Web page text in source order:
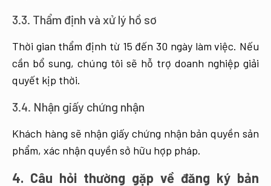
3.3. Thẩm định và xử lý hồ sơ
Thời gian thẩm định từ 15 đến 30 ngày làm việc. Nếu
cần bổ sung, chúng tôi sẽ hỗ trợ doanh nghiệp giải
quyết kịp thời.
3.4. Nhận giấy chứng nhận
Khách hàng sẽ nhận giấy chứng nhận bản quyền sản
phẩm, xác nhận quyền sở hữu hợp pháp.
4. Câu hỏi thường gặp về đăng ký bản